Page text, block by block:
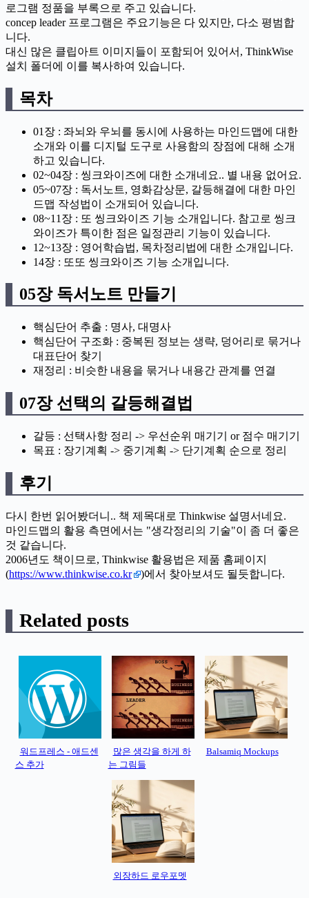
로그램 정품을 부록으로 주고 있습니다.
concep leader 프로그램은 주요기능은 다 있지만, 다소 평범합
니다.
대신 많은 클립아트 이미지들이 포함되어 있어서, ThinkWise
설치 폴더에 이를 복사하여 있습니다.
목차
01장 : 좌뇌와 우뇌를 동시에 사용하는 마인드맵에 대한
소개와 이를 디지털 도구로 사용함의 장점에 대해 소개
하고 있습니다.
02~04장 : 씽크와이즈에 대한 소개네요.. 별 내용 없어요.
05~07장 : 독서노트, 영화감상문, 갈등해결에 대한 마인
드맵 작성법이 소개되어 있습니다.
08~11장 : 또 씽크와이즈 기능 소개입니다. 참고로 씽크
와이즈가 특이한 점은 일정관리 기능이 있습니다.
12~13장 : 영어학습법, 목차정리법에 대한 소개입니다.
14장 : 또또 씽크와이즈 기능 소개입니다.
05장 독서노트 만들기
핵심단어 추출 : 명사, 대명사
핵심단어 구조화 : 중복된 정보는 생략, 덩어리로 묶거나
대표단어 찾기
재정리 : 비슷한 내용을 묶거나 내용간 관계를 연결
07장 선택의 갈등해결법
갈등 : 선택사항 정리 -> 우선순위 매기기 or 점수 매기기
목표 : 장기계획 -> 중기계획 -> 단기계획 순으로 정리
후기
다시 한번 읽어봤더니.. 책 제목대로 Thinkwise 설명서네요.
마인드맵의 활용 측면에서는 "생각정리의 기술"이 좀 더 좋은
것 같습니다.
2006년도 책이므로, Thinkwise 활용법은 제품 홈페이지
(https://www.thinkwise.co.kr )에서 찾아보셔도 될듯합니다.
Related posts
워드프레스 - 애드센
스 추가
많은 생각을 하게 하
는 그림들
Balsamiq Mockups
외장하드 로우포멧